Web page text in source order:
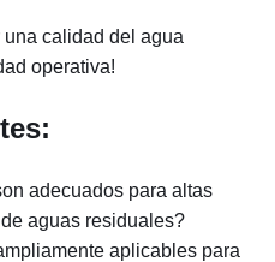
una calidad del agua
operativa!
adecuados para altas
aguas residuales?
aplicables para